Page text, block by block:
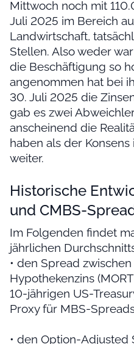
Mittwoch noch mit
Juli 2025 im Bereich
Landwirtschaft,
Stellen. Also weder
die Beschäftigung so
angenommen hat bei
30. Juli 2025 die
gab es zwei
anscheinend die
haben als der Konsens
weiter.
Historische
und CMBS-
Im Folgenden findet
jährlichen
• den Spread
Hypothekenzins
10-jährigen US-
Proxy für MBS-
• den Option-Adjusted